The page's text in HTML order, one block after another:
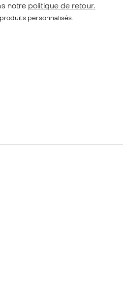
notre politique de retour.
personnalisés.